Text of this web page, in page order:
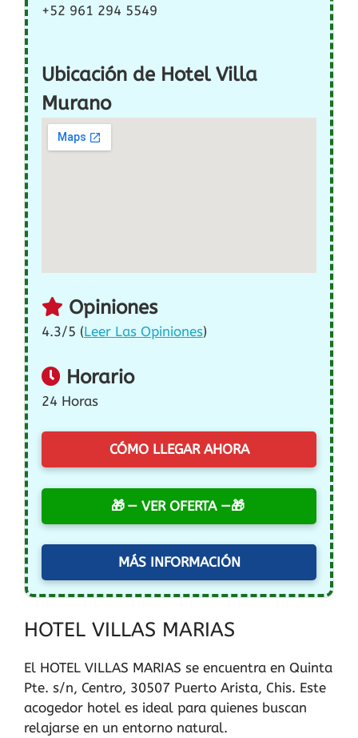
+52 961 294 5549
Ubicación de Hotel Villa
Murano
Opiniones
4.3/5 (Leer Las Opiniones)
Horario
24 Horas
CÓMO LLEGAR AHORA
— VER OFERTA —
MÁS INFORMACIÓN
HOTEL VILLAS MARIAS
El HOTEL VILLAS MARIAS se encuentra en Quinta
Pte. s/n, Centro, 30507 Puerto Arista, Chis. Este
acogedor hotel es ideal para quienes buscan
relajarse en un entorno natural.